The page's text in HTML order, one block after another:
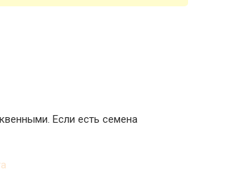
Если есть семена